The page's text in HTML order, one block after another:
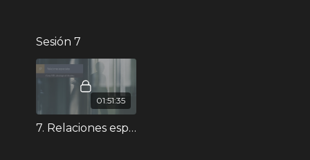
Sesión 7
01:51:35
7. Relaciones especiales - Curso XII